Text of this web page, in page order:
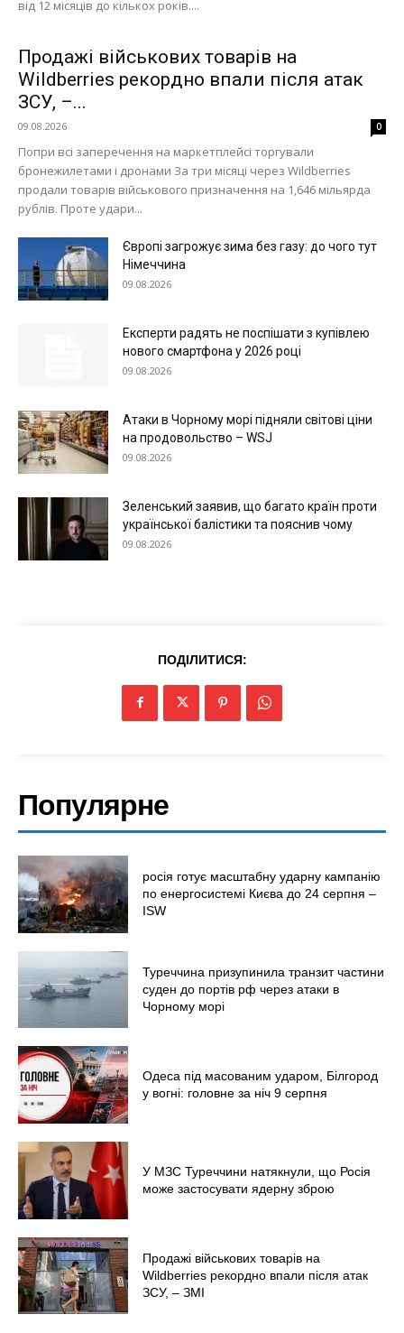
від 12 місяців до кількох років....
Продажі військових товарів на
Wildberries рекордно впали після атак
ЗСУ, –...
09.08.2026 0
Попри всі заперечення на маркетплейсі торгували
бронежилетами і дронами За три місяці через Wildberries
продали товарів військового призначення на 1,646 мільярда
рублів. Проте удари...
Європі загрожує зима без газу: до чого тут
Німеччина
09.08.2026
Експерти радять не поспішати з купівлею
нового смартфона у 2026 році
09.08.2026
Атаки в Чорному морі підняли світові ціни
на продовольство – WSJ
09.08.2026
Зеленський заявив, що багато країн проти
української балістики та пояснив чому
09.08.2026
ПОДІЛИТИСЯ:
Популярне
росія готує масштабну ударну кампанію
по енергосистемі Києва до 24 серпня –
ISW
Туреччина призупинила транзит частини
суден до портів рф через атаки в
Чорному морі
Одеса під масованим ударом, Білгород
у вогні: головне за ніч 9 серпня
У МЗС Туреччини натякнули, що Росія
може застосувати ядерну зброю
Продажі військових товарів на
Wildberries рекордно впали після атак
ЗСУ, – ЗМІ